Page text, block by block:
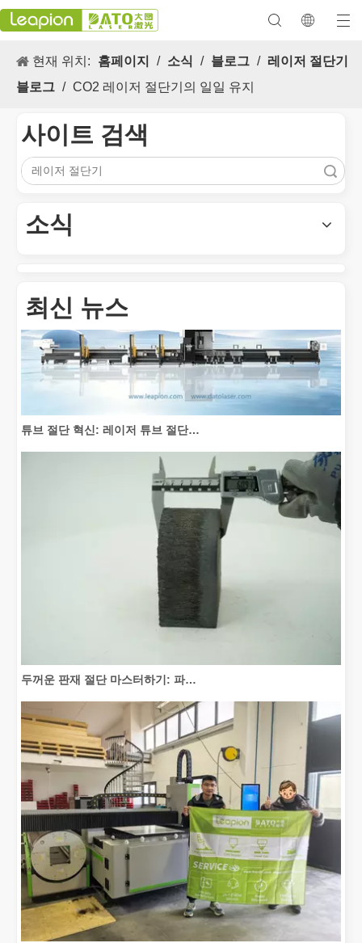
현재 위치: 홈페이지 / 소식 / 블로그 / 레이저 절단기
블로그 / CO2 레이저 절단기의 일일 유지
사이트 검색
소식
최신 뉴스
다목적 적용 s 및 레이저 마킹 머신의 뛰어난 기능